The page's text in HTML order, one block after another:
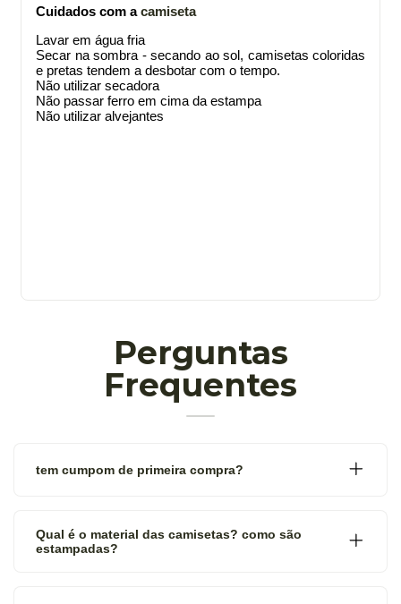
Cuidados com acamiseta
Lavar em água fria
Secar na sombra - secando ao sol, camisetas coloridas
e pretas tendem a desbotar com o tempo.
Não utilizar secadora
Não passar ferro em cima da estampa
Não utilizar alvejantes
Perguntas
Frequentes
tem cumpom de primeira compra?
Qual é o material das camisetas? como são
estampadas?